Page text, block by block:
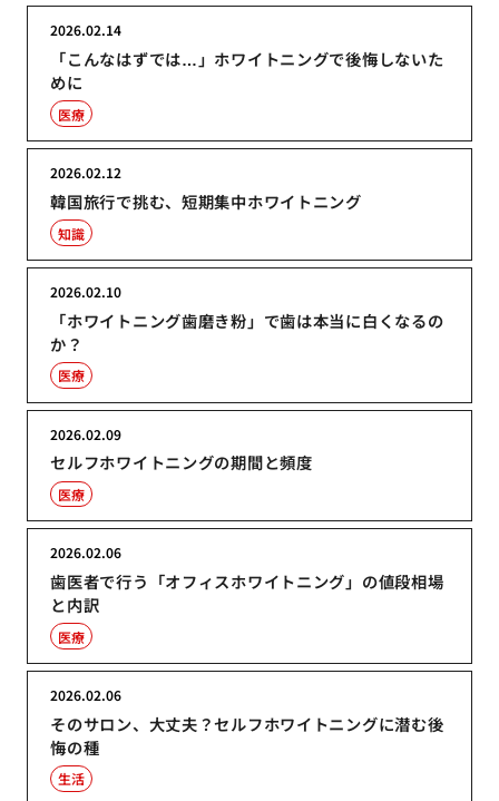
「こんなはずでは…」ホワイトニングで後悔しないた
めに
2026.02.14
医療
韓国旅行で挑む、短期集中ホワイトニング
2026.02.12
知識
「ホワイトニング歯磨き粉」で歯は本当に白くなるの
か？
2026.02.10
医療
セルフホワイトニングの期間と頻度
2026.02.09
医療
歯医者で行う「オフィスホワイトニング」の値段相場
と内訳
2026.02.06
医療
そのサロン、大丈夫？セルフホワイトニングに潜む後
悔の種
2026.02.06
生活